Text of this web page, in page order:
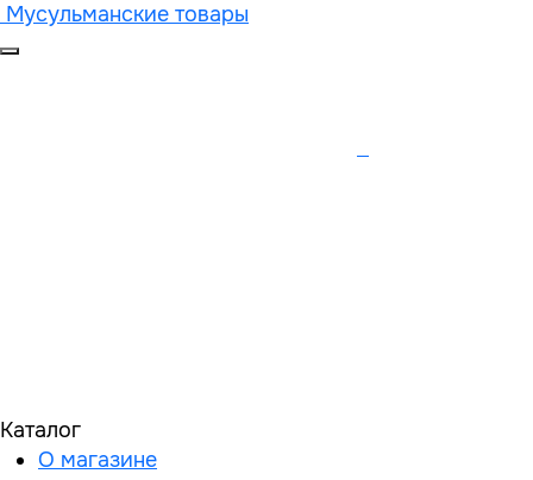
Мусульманские товары
Каталог
О магазине